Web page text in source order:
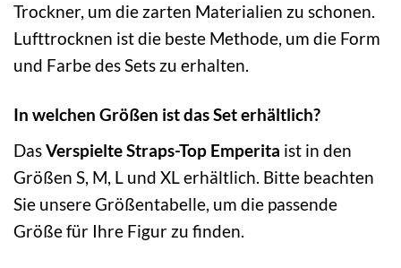
Trockner, um die zarten Materialien zu schonen.
Lufttrocknen ist die beste Methode, um die Form
und Farbe des Sets zu erhalten.
In welchen Größen ist das Set erhältlich?
DasVerspielte Straps-Top Emperita ist in den
Größen S, M, L und XL erhältlich. Bitte beachten
Sie unsere Größentabelle, um die passende
Größe für Ihre Figur zu finden.